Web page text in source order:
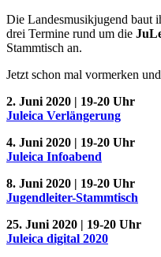
Die Landesmusikjugend baut
drei Termine rund um die
Stammtisch an.
Jetzt schon mal vormerken
2. Juni 2020 | 19-20 Uhr
Juleica Verlängerung
4. Juni 2020 | 19-20 Uhr
Juleica Infoabend
8. Juni 2020 | 19-20 Uhr
Jugendleiter-Stammtisch
25. Juni 2020 | 19-20 Uhr
Juleica digital 2020